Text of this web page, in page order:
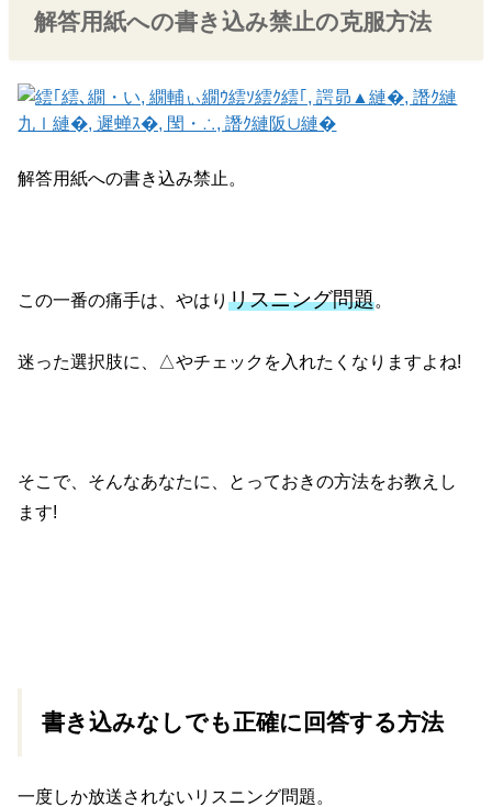
解答用紙への書き込み禁止の克服方法
解答用紙への書き込み禁止。
この一番の痛手は、やはりリスニング問題。
迷った選択肢に、△やチェックを入れたくなりますよね!
そこで、そんなあなたに、とっておきの方法をお教えし
ます!
書き込みなしでも正確に回答する方法
一度しか放送されないリスニング問題。